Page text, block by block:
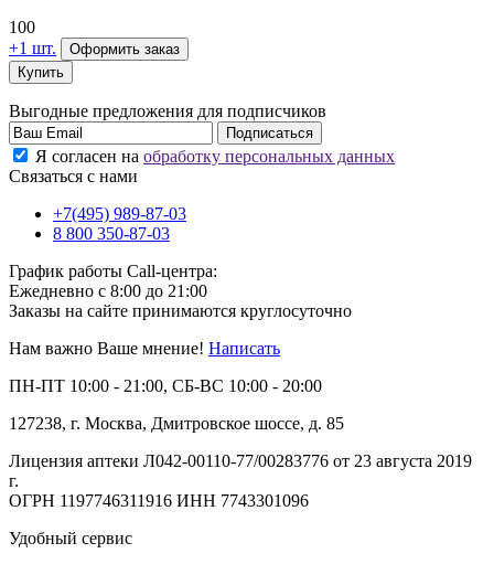
100
+1 шт.
Оформить заказ
Купить
Выгодные предложения для подписчиков
Я согласен на обработку персональных данных
Связаться с нами
+7(495) 989-87-03
8 800 350-87-03
График работы Call-центра:
Ежедневно с 8:00 до 21:00
Заказы на сайте принимаются круглосуточно
Нам важно Ваше мнение! Написать
ПН-ПТ 10:00 - 21:00, СБ-ВС 10:00 - 20:00
127238, г. Москва, Дмитровское шоссе, д. 85
Лицензия аптеки Л042-00110-77/00283776 от 23 августа 2019
г.
ОГРН 1197746311916 ИНН 7743301096
Удобный сервис